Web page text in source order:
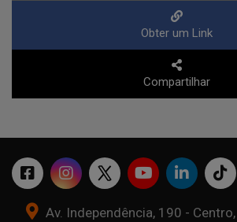
Obter um Link
Compartilhar
Av. Independência, 190 -